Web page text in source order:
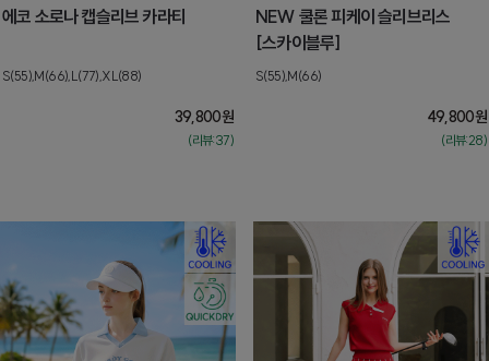
에코 소로나 캡슬리브 카라티
S(55),M(66),L(77),XL(88)
39,800원
(리뷰:37)
NEW 쿨론 피케이 슬리브리스
[스카이블루]
S(55),M(66)
49,800원
(리뷰:28)